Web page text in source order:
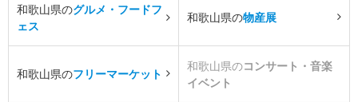
和歌山県のグルメ・フードフ
ェス
和歌山県の物産展
和歌山県のフリーマーケット
和歌山県のコンサート・音楽
イベント